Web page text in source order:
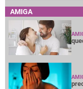
AMIGA